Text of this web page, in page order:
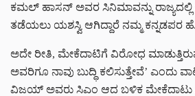
ಕಮಲ್ ಹಾಸನ್ ಅವರ ಸಿನಿಮಾವನ್ನು
ತಡೆಯಲು ಯಶಸ್ವಿ ಆಗಿದ್ದಾರೆ ನಮ್ಮ ಕನ್ನಡಪರ
ಅದೇ ರೀತಿ, ಮೇಕೆದಾಟಿಗೆ ವಿರೋಧ
ಅವರಿಗೂ ನಾವು ಬುದ್ಧಿ ಕಲಿಸುತ್ತೇವೆ’ ಎಂದು
ವಿಜಯ್ ಅವರು ಸಿಎಂ ಆದ ಬಳಿಕ ಮೇಕೆದಾಟು